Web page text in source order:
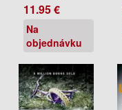
11.95 €
Na
objednávku